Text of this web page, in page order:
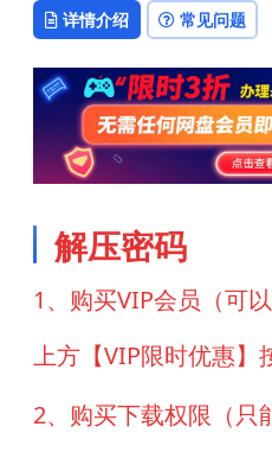
详情介绍 常见问题
解压密码
1、购买VIP会员（可
上方【VIP限时优惠】
2、购买下载权限（只